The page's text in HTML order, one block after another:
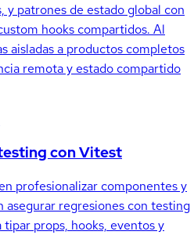
y patrones de estado global con
hooks compartidos. Al
aisladas a productos completos
remota y estado compartido
con Vitest
profesionalizar componentes y
asegurar regresiones con testing
props, hooks, eventos y